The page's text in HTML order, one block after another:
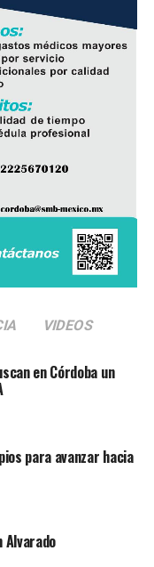
y Puebla
más de 350
una importante
para
VIDEOS
en Córdoba un
para avanzar hacia
Alvarado